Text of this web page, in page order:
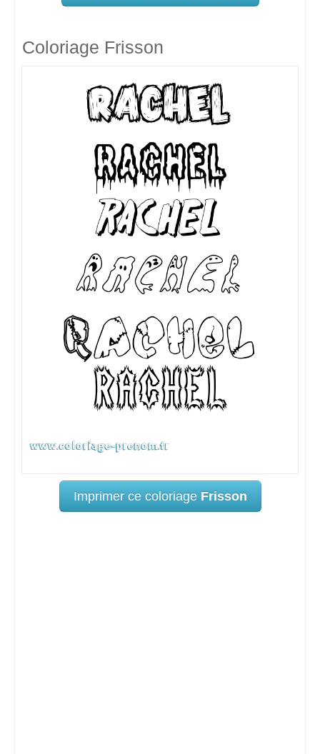
Coloriage Frisson
Imprimer ce coloriage Frisson